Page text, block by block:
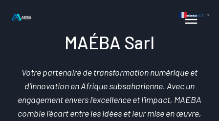
MAÉBA Sarl
Votre partenaire de transformation numérique et
d'innovation en Afrique subsaharienne. Avec un
engagement envers l'excellence et l'impact, MAEBA
comble l'écart entre les idées et leur mise en œuvre,
French ▼